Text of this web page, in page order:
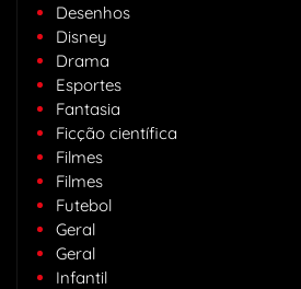
Desenhos
Disney
Drama
Esportes
Fantasia
Ficção científica
Filmes
Filmes
Futebol
Geral
Geral
Infantil